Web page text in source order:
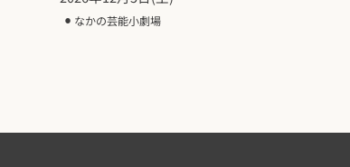
なかの芸能小劇場
⚫︎